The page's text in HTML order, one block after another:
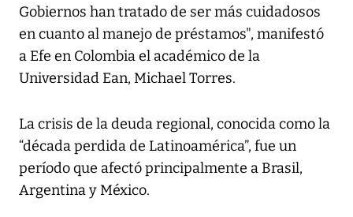
Gobiernos han tratado de ser más cuidadosos
en cuanto al manejo de préstamos", manifestó
a Efe en Colombia el académico de la
Universidad Ean, Michael Torres.
La crisis de la deuda regional, conocida como la
“década perdida de Latinoamérica”, fue un
período que afectó principalmente a Brasil,
Argentina y México.